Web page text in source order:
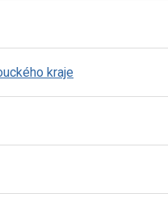
kraje